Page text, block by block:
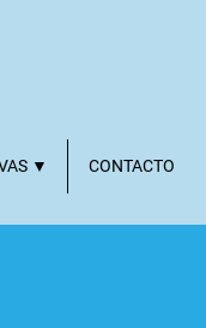
▼ CONTACTO